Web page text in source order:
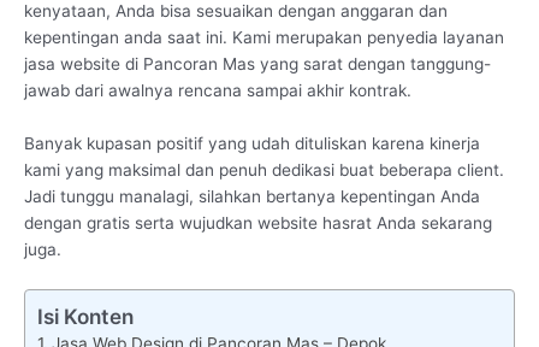
kenyataan, Anda bisa sesuaikan dengan anggaran dan
kepentingan anda saat ini. Kami merupakan penyedia layanan
jasa website di Pancoran Mas yang sarat dengan tanggung-
jawab dari awalnya rencana sampai akhir kontrak.
Banyak kupasan positif yang udah dituliskan karena kinerja
kami yang maksimal dan penuh dedikasi buat beberapa client.
Jadi tunggu manalagi, silahkan bertanya kepentingan Anda
dengan gratis serta wujudkan website hasrat Anda sekarang
juga.
Isi Konten